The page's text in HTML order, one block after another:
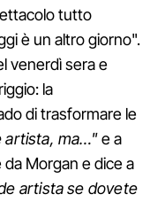
tutto
è un altro giorno".
venerdì sera e
la
di trasformare le
artista, ma…"e a
Morgan e dice a
artista se dovete